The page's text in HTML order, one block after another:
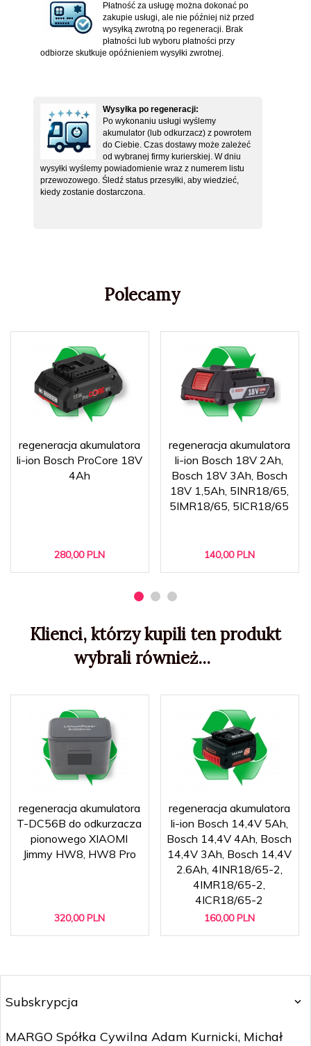
Płatność za usługę można dokonać po
zakupie usługi, ale nie później niż przed
wysyłką zwrotną po regeneracji. Brak
płatności lub wyboru płatności przy
odbiorze skutkuje opóźnieniem wysyłki zwrotnej.
Wysyłka po regeneracji:
Po wykonaniu usługi wyślemy
akumulator (lub odkurzacz) z powrotem
do Ciebie. Czas dostawy może zależeć
od wybranej firmy kurierskiej. W dniu
wysyłki wyślemy powiadomienie wraz z numerem listu
przewozowego. Śledź status przesyłki, aby wiedzieć,
kiedy zostanie dostarczona.
Polecamy
regeneracja akumulatora
li-ion Bosch ProCore 18V
4Ah
280,00 PLN
regeneracja akumulatora
li-ion Bosch 18V 2Ah,
Bosch 18V 3Ah, Bosch
18V 1,5Ah, 5INR18/65,
5IMR18/65, 5ICR18/65
140,00 PLN
Klienci, którzy kupili ten produkt
wybrali również...
regeneracja akumulatora
T-DC56B do odkurzacza
pionowego XIAOMI
Jimmy HW8, HW8 Pro
320,00 PLN
regeneracja akumulatora
li-ion Bosch 14,4V 5Ah,
Bosch 14,4V 4Ah, Bosch
14,4V 3Ah, Bosch 14,4V
2.6Ah, 4INR18/65-2,
4IMR18/65-2,
4ICR18/65-2
160,00 PLN
Subskrypcja
MARGO Spółka Cywilna Adam Kurnicki, Michał